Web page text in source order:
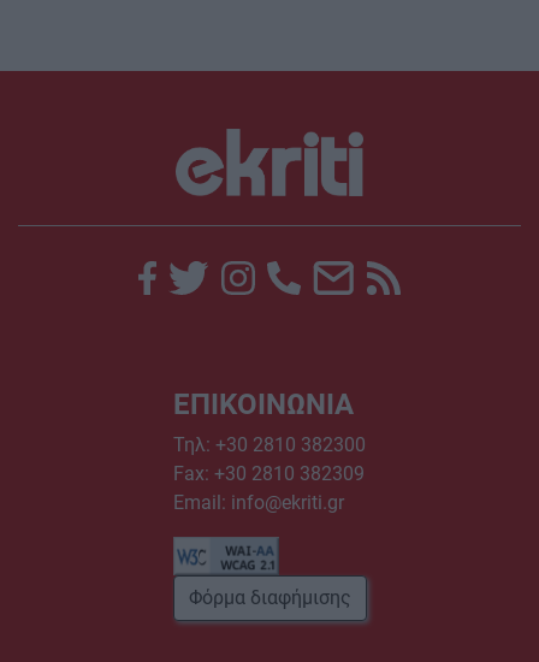
ΕΠΙΚΟΙΝΩΝΙΑ
Τηλ: +30 2810 382300
Fax: +30 2810 382309
Email: info@ekriti.gr
Φόρμα διαφήμισης